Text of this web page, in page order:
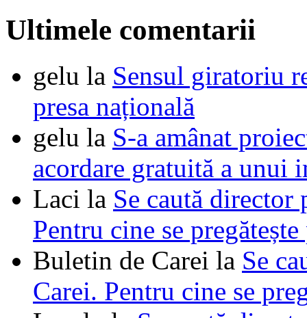
Ultimele comentarii
gelu la Sensul giratoriu
presa națională
gelu la S-a amânat
acordare gratuită a unui
Laci la Se caută
Pentru cine se
Buletin de Carei la Se
Carei. Pentru cine se